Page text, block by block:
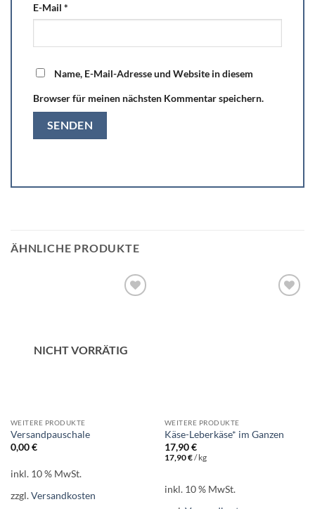
E-Mail *
Name, E-Mail-Adresse und Website in diesem
Browser für meinen nächsten Kommentar speichern.
ÄHNLICHE PRODUKTE
NICHT VORRÄTIG
WEITERE PRODUKTE
Versandpauschale
0,00€
inkl. 10 % MwSt.
zzgl.Versandkosten
WEITERE PRODUKTE
Käse-Leberkäse* im Ganzen
17,90€
17,90€/kg
inkl. 10 % MwSt.